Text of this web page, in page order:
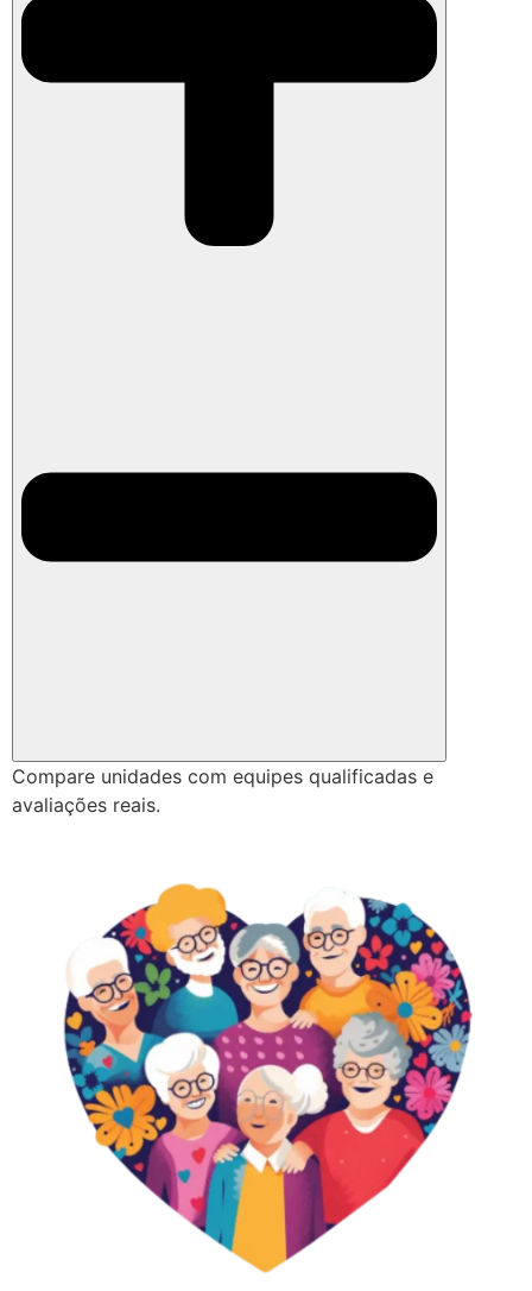
Compare unidades com equipes qualificadas e
avaliações reais.